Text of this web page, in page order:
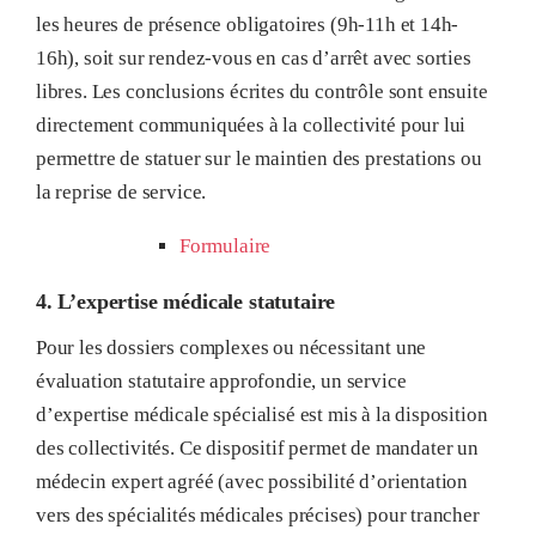
les heures de présence obligatoires (9h-11h et 14h-
16h), soit sur rendez-vous en cas d’arrêt avec sorties
libres. Les conclusions écrites du contrôle sont ensuite
directement communiquées à la collectivité pour lui
permettre de statuer sur le maintien des prestations ou
la reprise de service.
Formulaire
4. L’expertise médicale statutaire
Pour les dossiers complexes ou nécessitant une
évaluation statutaire approfondie, un service
d’expertise médicale spécialisé est mis à la disposition
des collectivités. Ce dispositif permet de mandater un
médecin expert agréé (avec possibilité d’orientation
vers des spécialités médicales précises) pour trancher